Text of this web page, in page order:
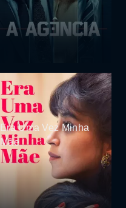
Era Uma Vez Minha
Mãe